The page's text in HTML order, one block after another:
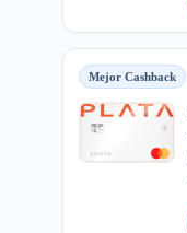
Mejor Cashback